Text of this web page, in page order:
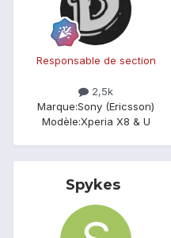
Responsable de section
2,5k
Marque:Sony (Ericsson)
Modèle:Xperia X8 & U
Spykes